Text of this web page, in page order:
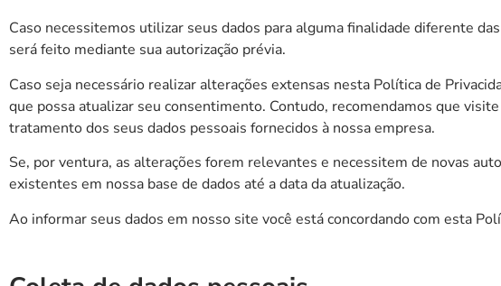
Caso necessitemos utilizar seus dados para alguma finalidade diferente
será feito mediante sua autorização prévia.
Caso seja necessário realizar alterações extensas nesta Política de
que possa atualizar seu consentimento. Contudo, recomendamos que
tratamento dos seus dados pessoais fornecidos à nossa empresa.
Se, por ventura, as alterações forem relevantes e necessitem de novas
existentes em nossa base de dados até a data da atualização.
Ao informar seus dados em nosso site você está concordando com esta